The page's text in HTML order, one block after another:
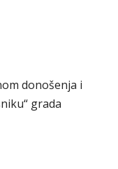
donošenja i
grada